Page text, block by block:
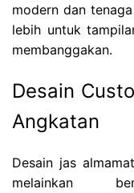
modern dan
lebih untuk
membanggakan.
Desain
Angkatan
Desain jas
melainkan